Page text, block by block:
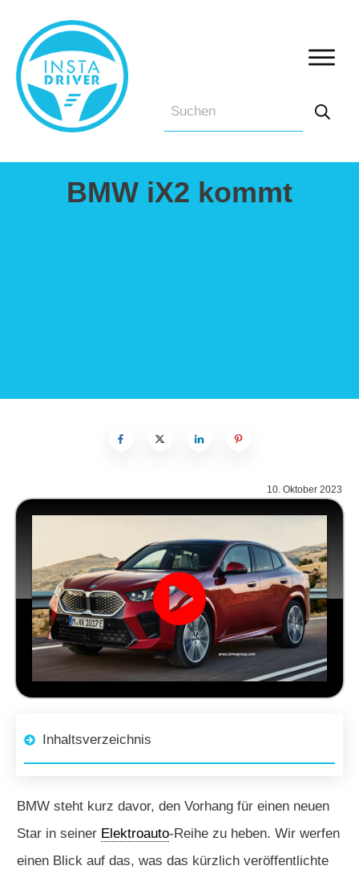
BMW iX2 kommt
10. Oktober 2023
Inhaltsverzeichnis
BMW steht kurz davor, den Vorhang für einen neuen
Star in seiner Elektroauto-Reihe zu heben. Wir werfen
einen Blick auf das, was das kürzlich veröffentlichte